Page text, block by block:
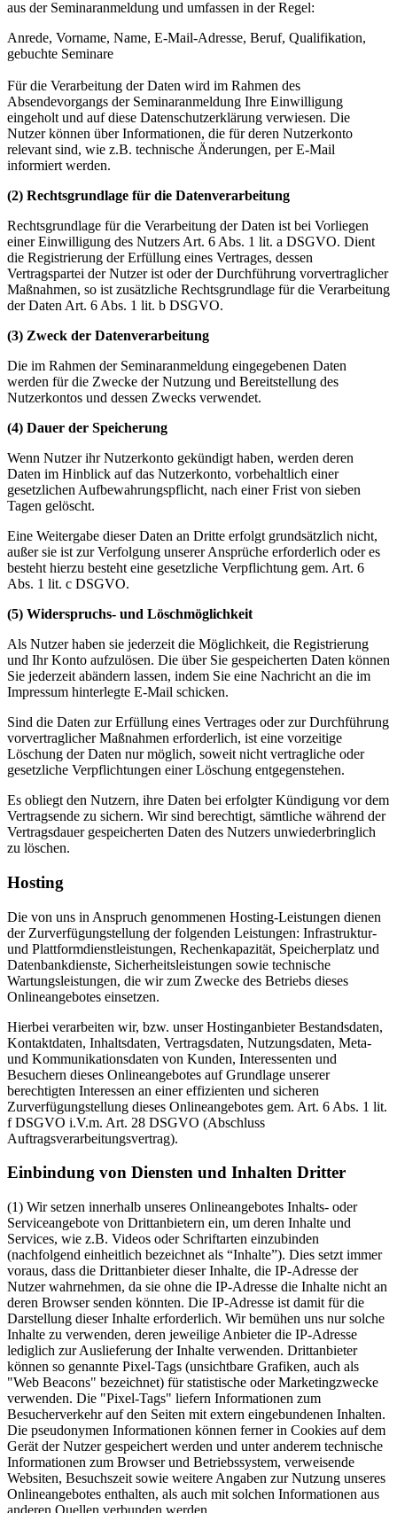
aus der Seminaranmeldung und umfassen in der Regel:
Anrede, Vorname, Name, E-Mail-Adresse, Beruf, Qualifikation,
gebuchte Seminare
Für die Verarbeitung der Daten wird im Rahmen des
Absendevorgangs der Seminaranmeldung Ihre Einwilligung
eingeholt und auf diese Datenschutzerklärung verwiesen. Die
Nutzer können über Informationen, die für deren Nutzerkonto
relevant sind, wie z.B. technische Änderungen, per E-Mail
informiert werden.
(2) Rechtsgrundlage für die Datenverarbeitung
Rechtsgrundlage für die Verarbeitung der Daten ist bei Vorliegen
einer Einwilligung des Nutzers Art. 6 Abs. 1 lit. a DSGVO. Dient
die Registrierung der Erfüllung eines Vertrages, dessen
Vertragspartei der Nutzer ist oder der Durchführung vorvertraglicher
Maßnahmen, so ist zusätzliche Rechtsgrundlage für die Verarbeitung
der Daten Art. 6 Abs. 1 lit. b DSGVO.
(3) Zweck der Datenverarbeitung
Die im Rahmen der Seminaranmeldung eingegebenen Daten
werden für die Zwecke der Nutzung und Bereitstellung des
Nutzerkontos und dessen Zwecks verwendet.
(4) Dauer der Speicherung
Wenn Nutzer ihr Nutzerkonto gekündigt haben, werden deren
Daten im Hinblick auf das Nutzerkonto, vorbehaltlich einer
gesetzlichen Aufbewahrungspflicht, nach einer Frist von sieben
Tagen gelöscht.
Eine Weitergabe dieser Daten an Dritte erfolgt grundsätzlich nicht,
außer sie ist zur Verfolgung unserer Ansprüche erforderlich oder es
besteht hierzu besteht eine gesetzliche Verpflichtung gem. Art. 6
Abs. 1 lit. c DSGVO.
(5) Widerspruchs- und Löschmöglichkeit
Als Nutzer haben sie jederzeit die Möglichkeit, die Registrierung
und Ihr Konto aufzulösen. Die über Sie gespeicherten Daten können
Sie jederzeit abändern lassen, indem Sie eine Nachricht an die im
Impressum hinterlegte E-Mail schicken.
Sind die Daten zur Erfüllung eines Vertrages oder zur Durchführung
vorvertraglicher Maßnahmen erforderlich, ist eine vorzeitige
Löschung der Daten nur möglich, soweit nicht vertragliche oder
gesetzliche Verpflichtungen einer Löschung entgegenstehen.
Es obliegt den Nutzern, ihre Daten bei erfolgter Kündigung vor dem
Vertragsende zu sichern. Wir sind berechtigt, sämtliche während der
Vertragsdauer gespeicherten Daten des Nutzers unwiederbringlich
zu löschen.
Hosting
Die von uns in Anspruch genommenen Hosting-Leistungen dienen
der Zurverfügungstellung der folgenden Leistungen: Infrastruktur-
und Plattformdienstleistungen, Rechenkapazität, Speicherplatz und
Datenbankdienste, Sicherheitsleistungen sowie technische
Wartungsleistungen, die wir zum Zwecke des Betriebs dieses
Onlineangebotes einsetzen.
Hierbei verarbeiten wir, bzw. unser Hostinganbieter Bestandsdaten,
Kontaktdaten, Inhaltsdaten, Vertragsdaten, Nutzungsdaten, Meta-
und Kommunikationsdaten von Kunden, Interessenten und
Besuchern dieses Onlineangebotes auf Grundlage unserer
berechtigten Interessen an einer effizienten und sicheren
Zurverfügungstellung dieses Onlineangebotes gem. Art. 6 Abs. 1 lit.
f DSGVO i.V.m. Art. 28 DSGVO (Abschluss
Auftragsverarbeitungsvertrag).
Einbindung von Diensten und Inhalten Dritter
(1) Wir setzen innerhalb unseres Onlineangebotes Inhalts- oder
Serviceangebote von Drittanbietern ein, um deren Inhalte und
Services, wie z.B. Videos oder Schriftarten einzubinden
(nachfolgend einheitlich bezeichnet als “Inhalte”). Dies setzt immer
voraus, dass die Drittanbieter dieser Inhalte, die IP-Adresse der
Nutzer wahrnehmen, da sie ohne die IP-Adresse die Inhalte nicht an
deren Browser senden könnten. Die IP-Adresse ist damit für die
Darstellung dieser Inhalte erforderlich. Wir bemühen uns nur solche
Inhalte zu verwenden, deren jeweilige Anbieter die IP-Adresse
lediglich zur Auslieferung der Inhalte verwenden. Drittanbieter
können so genannte Pixel-Tags (unsichtbare Grafiken, auch als
"Web Beacons" bezeichnet) für statistische oder Marketingzwecke
verwenden. Die "Pixel-Tags" liefern Informationen zum
Besucherverkehr auf den Seiten mit extern eingebundenen Inhalten.
Die pseudonymen Informationen können ferner in Cookies auf dem
Gerät der Nutzer gespeichert werden und unter anderem technische
Informationen zum Browser und Betriebssystem, verweisende
Websiten, Besuchszeit sowie weitere Angaben zur Nutzung unseres
Onlineangebotes enthalten, als auch mit solchen Informationen aus
anderen Quellen verbunden werden.